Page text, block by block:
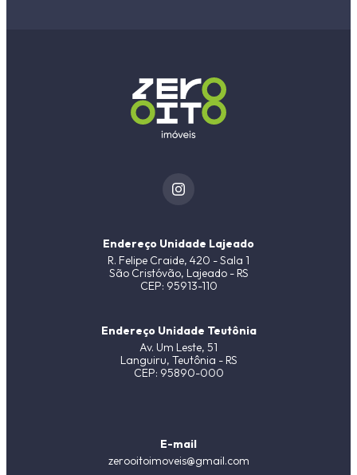
Endereço Unidade Lajeado
R. Felipe Craide, 420 - Sala 1
São Cristóvão, Lajeado - RS
CEP: 95913-110
Endereço Unidade Teutônia
Av. Um Leste, 51
Languiru, Teutônia - RS
CEP: 95890-000
E-mail
zerooitoimoveis@gmail.com